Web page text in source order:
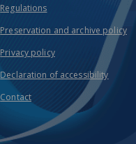
Regulations
Preservation and archive policy
Privacy policy
Declaration of accessibility
Contact